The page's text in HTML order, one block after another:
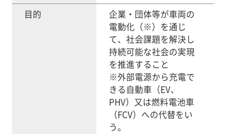
目的
企業・団体等が車両の
電動化（※）を通じ
て、社会課題を解決し
持続可能な社会の実現
を推進すること
※外部電源から充電で
きる自動車（EV、
PHV）又は燃料電池車
（FCV）への代替をい
う。